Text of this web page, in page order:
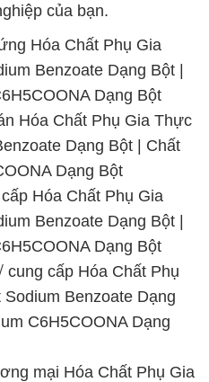
của bạn.
Hóa Chất Phụ Gia
Benzoate Dạng Bột |
Dạng Bột
Hóa Chất Phụ Gia Thực
Dạng Bột | Chất
Dạng Bột
Hóa Chất Phụ Gia
Benzoate Dạng Bột |
Dạng Bột
cung cấp Hóa Chất Phụ
Benzoate Dạng
C6H5COONA Dạng
mại Hóa Chất Phụ Gia